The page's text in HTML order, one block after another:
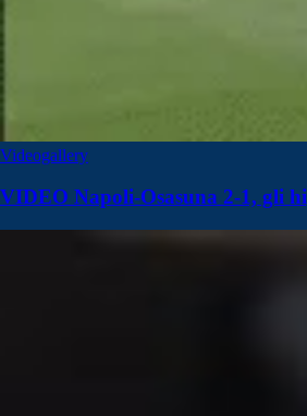
Videogallery
VIDEO Napoli-Osasuna 2-1, gli